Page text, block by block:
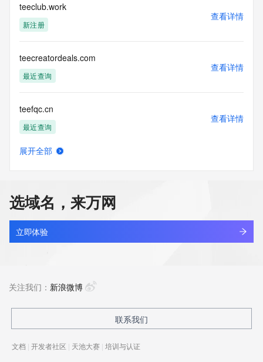
teeclub.work
新注册
查看详情
teecreatordeals.com
最近查询
查看详情
teefqc.cn
最近查询
查看详情
teeluu.com
最近查询
查看详情
新注册
展开全部
选域名，来万网
立即体验
关注我们： 新浪微博
联系我们
文档 | 开发者社区 | 天池大赛 | 培训与认证